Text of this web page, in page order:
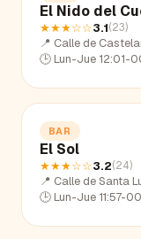
El Nido del
★★★☆☆3.1(23)
📍 Calle de
🕒 Lun-Jue 12:01-
BAR
El Sol
★★★☆☆3.2(24)
📍 Calle de Santa
🕒 Lun-Jue 11:57-